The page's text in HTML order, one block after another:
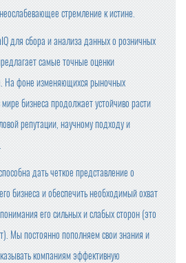
стремление к истине.
для сбора и анализа данных о розничных
самые точные оценки
На фоне изменяющихся рыночных
бизнеса продолжает устойчиво расти
репутации, научному подходу и
дать четкое представление о
бизнеса и обеспечить необходимый охват
его сильных и слабых сторон (это
Мы постоянно пополняем свои знания и
компаниям эффективную